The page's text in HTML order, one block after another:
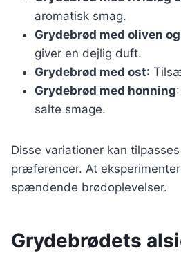
aromatisk smag.
Grydebrød med oliven
giver en dejlig duft.
Grydebrød med ost:
Grydebrød med honning
salte smage.
Disse variationer kan
præferencer. At
spændende brødoplevelser.
Grydebrødets